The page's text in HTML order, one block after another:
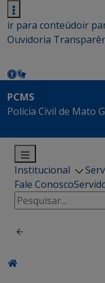
ir para conteúdoir
Ouvidoria
PCMS
Polícia Civil de Mato
Institucional
Fale Conosco
Pesquisar
por: